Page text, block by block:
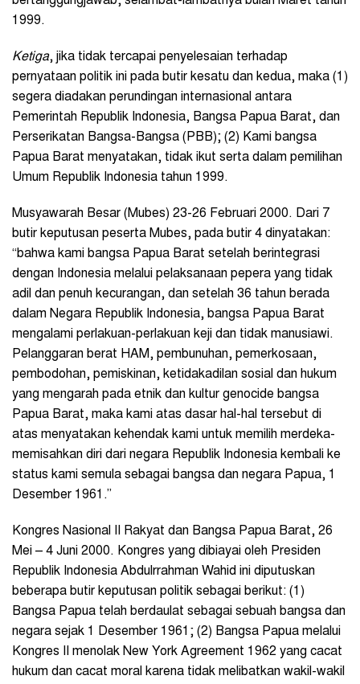
1999.
Ketiga, jika tidak tercapai penyelesaian terhadap
pernyataan politik ini pada butir kesatu dan kedua, maka (1)
segera diadakan perundingan internasional antara
Pemerintah Republik Indonesia, Bangsa Papua Barat, dan
Perserikatan Bangsa-Bangsa (PBB); (2) Kami bangsa
Papua Barat menyatakan, tidak ikut serta dalam pemilihan
Umum Republik Indonesia tahun 1999.
Musyawarah Besar (Mubes) 23-26 Februari 2000. Dari 7
butir keputusan peserta Mubes, pada butir 4 dinyatakan:
“bahwa kami bangsa Papua Barat setelah berintegrasi
dengan Indonesia melalui pelaksanaan pepera yang tidak
adil dan penuh kecurangan, dan setelah 36 tahun berada
dalam Negara Republik Indonesia, bangsa Papua Barat
mengalami perlakuan-perlakuan keji dan tidak manusiawi.
Pelanggaran berat HAM, pembunuhan, pemerkosaan,
pembodohan, pemiskinan, ketidakadilan sosial dan hukum
yang mengarah pada etnik dan kultur genocide bangsa
Papua Barat, maka kami atas dasar hal-hal tersebut di
atas menyatakan kehendak kami untuk memilih merdeka-
memisahkan diri dari negara Republik Indonesia kembali ke
status kami semula sebagai bangsa dan negara Papua, 1
Desember 1961.”
Kongres Nasional II Rakyat dan Bangsa Papua Barat, 26
Mei – 4 Juni 2000. Kongres yang dibiayai oleh Presiden
Republik Indonesia Abdulrrahman Wahid ini diputuskan
beberapa butir keputusan politik sebagai berikut: (1)
Bangsa Papua telah berdaulat sebagai sebuah bangsa dan
negara sejak 1 Desember 1961; (2) Bangsa Papua melalui
Kongres II menolak New York Agreement 1962 yang cacat
hukum dan cacat moral karena tidak melibatkan wakil-wakil